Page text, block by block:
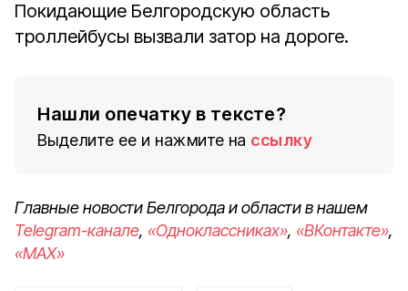
Покидающие Белгородскую область
троллейбусы вызвали затор на дороге.
Нашли опечатку в тексте?
Выделите ее и нажмите на ссылку
Главные новости Белгорода и области в нашем
Telegram-канале, «Одноклассниках», «ВКонтакте»,
«MAX»